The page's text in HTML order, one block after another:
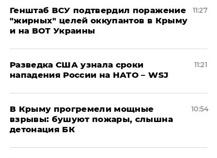
Генштаб ВСУ подтвердил поражение
"жирных" целей оккупантов в Крыму
и на ВОТ Украины
11:27
Разведка США узнала сроки
нападения России на НАТО – WSJ
11:21
В Крыму прогремели мощные
взрывы: бушуют пожары, слышна
детонация БК
10:54